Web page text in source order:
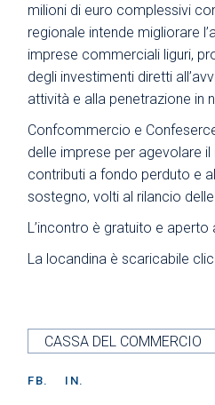
milioni di euro complessivi
regionale intende migliorare
imprese commerciali liguri,
degli investimenti diretti
attività e alla penetrazione in
Confcommercio e
delle imprese per agevolare
contributi a fondo perduto e
sostegno, volti al rilancio
L’incontro è gratuito e aperto
La locandina è scaricabile
CASSA DEL COMMERCIO
FB. IN.